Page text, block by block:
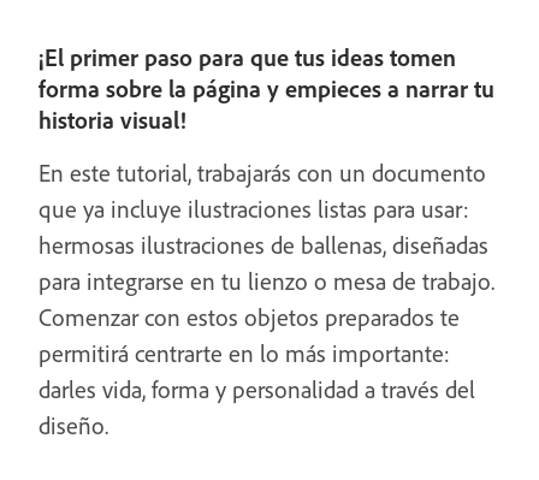
¡El primer paso para que tus ideas tomen
forma sobre la página y empieces a narrar tu
historia visual!
En este tutorial, trabajarás con un documento
que ya incluye ilustraciones listas para usar:
hermosas ilustraciones de ballenas, diseñadas
para integrarse en tu lienzo o mesa de trabajo.
Comenzar con estos objetos preparados te
permitirá centrarte en lo más importante:
darles vida, forma y personalidad a través del
diseño.